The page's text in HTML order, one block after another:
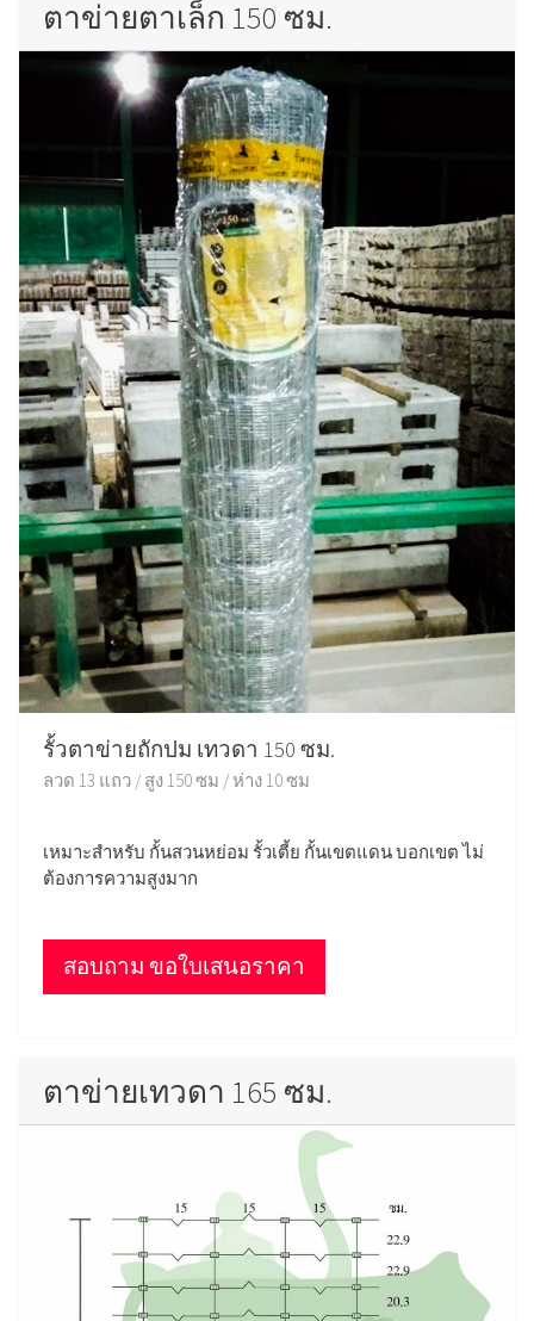
ตาข่ายตาเล็ก 150 ซม.
รั้วตาข่ายถักปม เทวดา 150 ซม.
ลวด 13 แถว / สูง 150 ซม / ห่าง 10 ซม
เหมาะสำหรับ กั้นสวนหย่อม รั้วเตี้ย กั้นเขตแดน บอกเขต ไม่
ต้องการความสูงมาก
สอบถาม ขอใบเสนอราคา
ตาข่ายเทวดา 165 ซม.